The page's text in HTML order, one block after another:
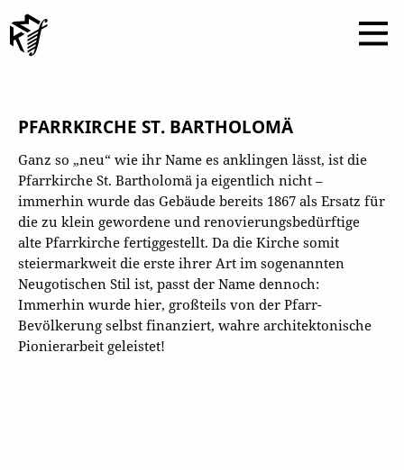
PFARRKIRCHE ST. BARTHOLOMÄ
Ganz so „neu“ wie ihr Name es anklingen lässt, ist die
Pfarrkirche St. Bartholomä ja eigentlich nicht –
immerhin wurde das Gebäude bereits 1867 als Ersatz für
die zu klein gewordene und renovierungsbedürftige
alte Pfarrkirche fertiggestellt. Da die Kirche somit
steiermarkweit die erste ihrer Art im sogenannten
Neugotischen Stil ist, passt der Name dennoch:
Immerhin wurde hier, großteils von der Pfarr-
Bevölkerung selbst finanziert, wahre architektonische
Pionierarbeit geleistet!